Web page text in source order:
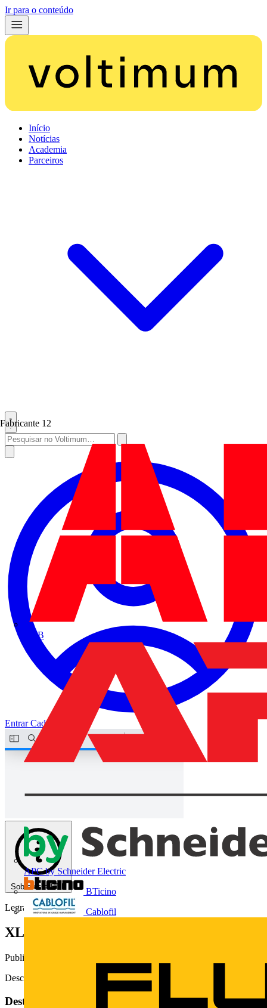
Ir para o conteúdo
Início
Notícias
Academia
Parceiros
Fabricante 12
ABB
APC by Schneider Electric
BTicino
Cablofil
EntrarCadastrar
Sobre este PDF
Legrand
XL3 Formas
Publicado: 15 de fevereiro de 2013
Descarregue aqui
Deste documento